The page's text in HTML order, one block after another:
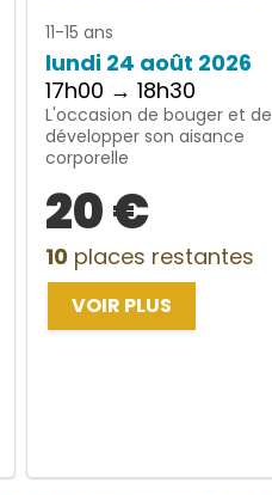
11-15 ans
lundi 24 août 2026
17h00 → 18h30
L'occasion de bouger et de
développer son aisance
corporelle
20 €
10 places restantes
VOIR PLUS